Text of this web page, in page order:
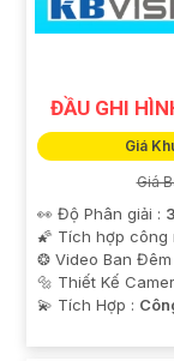
ĐẦU GHI
Giá
Giá
👀 Độ Phân giải :
🌠 Tích hợp công
❂ Video Ban Đêm
🔩 Thiết Kế
️💫 Tích Hợp :